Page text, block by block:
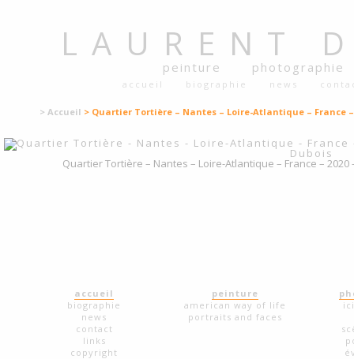
LAURENT
peinture photographie
accueil biographie news
> Accueil > Quartier Tortière – Nantes – Loire-Atlantique – France –
Quartier Tortière – Nantes – Loire-Atlantique – France –
accueil
biographie
news
contact
links
copyright
peinture
american way of life
portraits and faces